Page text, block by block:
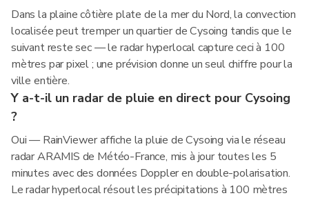
Dans la plaine côtière plate de la mer du Nord, la convection
localisée peut tremper un quartier de Cysoing tandis que le
suivant reste sec — le radar hyperlocal capture ceci à 100
mètres par pixel ; une prévision donne un seul chiffre pour la
ville entière.
Y a-t-il un radar de pluie en direct pour Cysoing
?
Oui — RainViewer affiche la pluie de Cysoing via le réseau
radar ARAMIS de Météo-France, mis à jour toutes les 5
minutes avec des données Doppler en double-polarisation.
Le radar hyperlocal résout les précipitations à 100 mètres